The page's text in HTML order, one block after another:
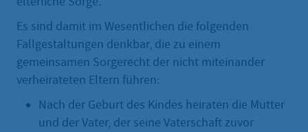
Es sind damit im Wesentlichen die folgenden
Fallgestaltungen denkbar, die zu einem
gemeinsamen Sorgerecht der nicht miteinander
verheirateten Eltern führen:
Nach der Geburt des Kindes heiraten die Mutter
und der Vater, der seine Vaterschaft zuvor